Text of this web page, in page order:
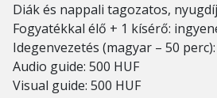
Diák és nappali tagozatos,
Fogyatékkal élő + 1 kísérő:
Idegenvezetés (magyar – 50
Audio guide: 500 HUF
Visual guide: 500 HUF